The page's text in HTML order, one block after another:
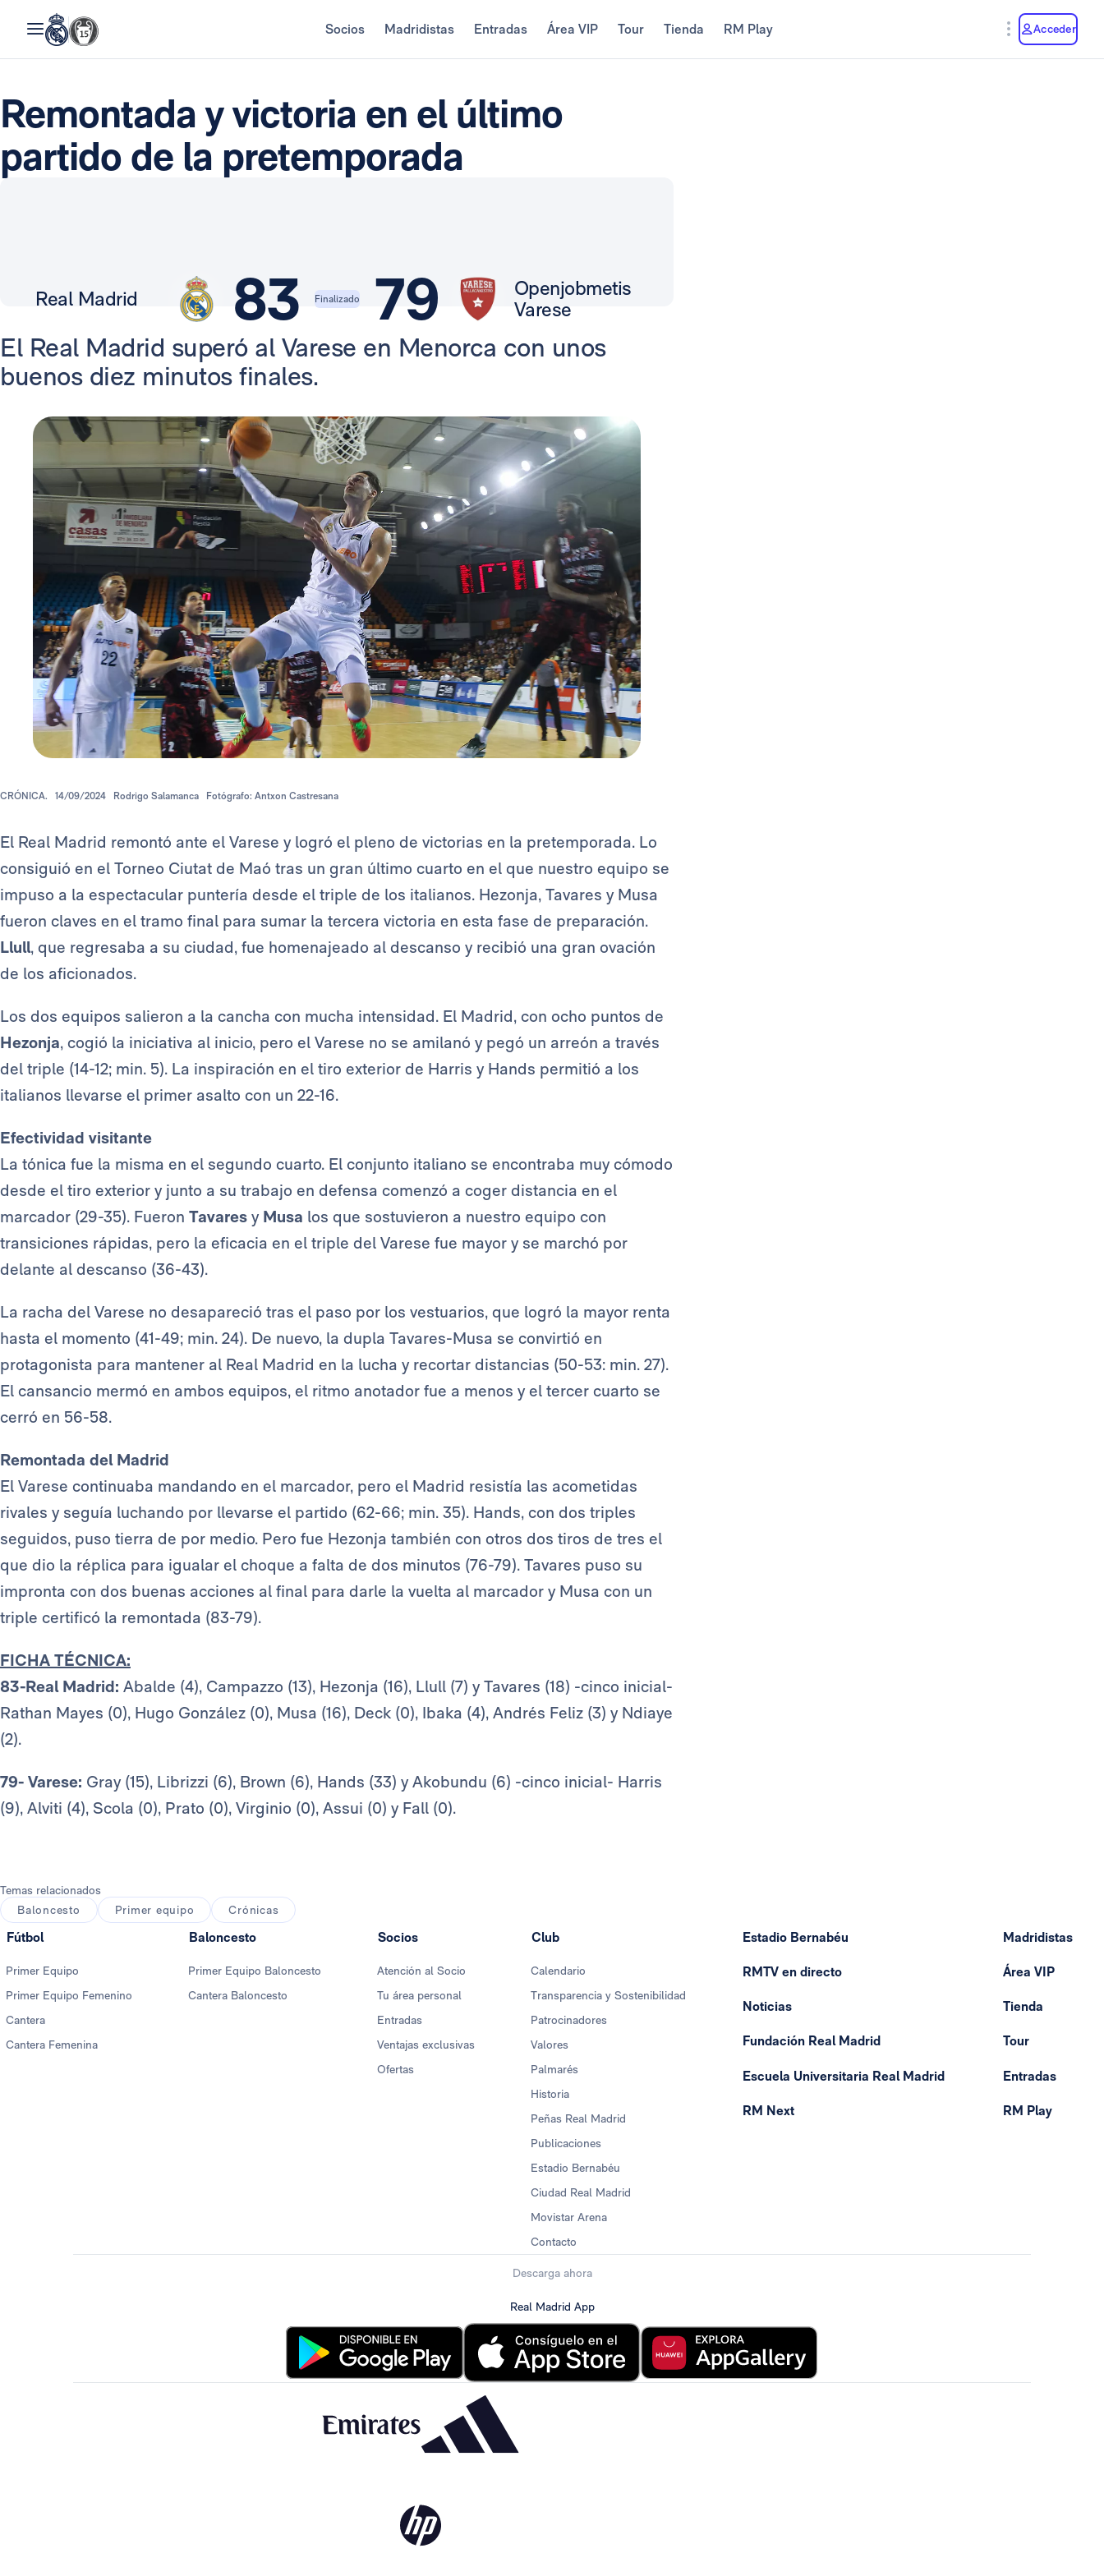
Socios Madridistas Entradas Área VIP Tour Tienda RM Play Acceder
Remontada y victoria en el último
partido de la pretemporada
83 79
Real Madrid Finalizado
Openjobmetis
Varese
El Real Madrid superó al Varese en Menorca con unos
buenos diez minutos finales.
CRÓNICA. 14/09/2024 Rodrigo Salamanca Fotógrafo: Antxon Castresana
El Real Madrid remontó ante el Varese y logró el pleno de victorias en la pretemporada. Lo
consiguió en el Torneo Ciutat de Maó tras un gran último cuarto en el que nuestro equipo se
impuso a la espectacular puntería desde el triple de los italianos. Hezonja, Tavares y Musa
fueron claves en el tramo final para sumar la tercera victoria en esta fase de preparación.
Llull, que regresaba a su ciudad, fue homenajeado al descanso y recibió una gran ovación
de los aficionados.
Los dos equipos salieron a la cancha con mucha intensidad. El Madrid, con ocho puntos de
Hezonja, cogió la iniciativa al inicio, pero el Varese no se amilanó y pegó un arreón a través
del triple (14-12; min. 5). La inspiración en el tiro exterior de Harris y Hands permitió a los
italianos llevarse el primer asalto con un 22-16.
Efectividad visitante
La tónica fue la misma en el segundo cuarto. El conjunto italiano se encontraba muy cómodo
desde el tiro exterior y junto a su trabajo en defensa comenzó a coger distancia en el
marcador (29-35). Fueron Tavares y Musa los que sostuvieron a nuestro equipo con
transiciones rápidas, pero la eficacia en el triple del Varese fue mayor y se marchó por
delante al descanso (36-43).
La racha del Varese no desapareció tras el paso por los vestuarios, que logró la mayor renta
hasta el momento (41-49; min. 24). De nuevo, la dupla Tavares-Musa se convirtió en
protagonista para mantener al Real Madrid en la lucha y recortar distancias (50-53: min. 27).
El cansancio mermó en ambos equipos, el ritmo anotador fue a menos y el tercer cuarto se
cerró en 56-58.
Remontada del Madrid
El Varese continuaba mandando en el marcador, pero el Madrid resistía las acometidas
rivales y seguía luchando por llevarse el partido (62-66; min. 35). Hands, con dos triples
seguidos, puso tierra de por medio. Pero fue Hezonja también con otros dos tiros de tres el
que dio la réplica para igualar el choque a falta de dos minutos (76-79). Tavares puso su
impronta con dos buenas acciones al final para darle la vuelta al marcador y Musa con un
triple certificó la remontada (83-79).
FICHA TÉCNICA:
83-Real Madrid: Abalde (4), Campazzo (13), Hezonja (16), Llull (7) y Tavares (18) -cinco inicial-
Rathan Mayes (0), Hugo González (0), Musa (16), Deck (0), Ibaka (4), Andrés Feliz (3) y Ndiaye
(2).
79- Varese: Gray (15), Librizzi (6), Brown (6), Hands (33) y Akobundu (6) -cinco inicial- Harris
(9), Alviti (4), Scola (0), Prato (0), Virginio (0), Assui (0) y Fall (0).
Temas relacionados
Baloncesto
Primer equipo Crónicas
Fútbol
Primer Equipo
Primer Equipo Femenino
Cantera
Cantera Femenina
Baloncesto
Primer Equipo Baloncesto
Cantera Baloncesto
Socios
Atención al Socio
Tu área personal
Entradas
Ventajas exclusivas
Ofertas
Club
Calendario
Transparencia y Sostenibilidad
Patrocinadores
Valores
Palmarés
Historia
Peñas Real Madrid
Publicaciones
Estadio Bernabéu
Ciudad Real Madrid
Movistar Arena
Contacto
Estadio Bernabéu
RMTV en directo
Noticias
Fundación Real Madrid
Escuela Universitaria Real Madrid
RM Next
Madridistas
Área VIP
Tienda
Tour
Entradas
RM Play
Descarga ahora
Real Madrid App